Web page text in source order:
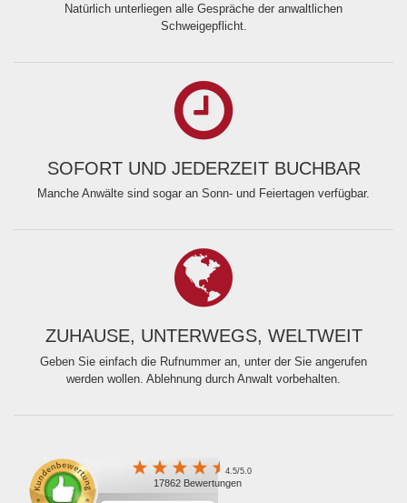
Natürlich unterliegen alle Gespräche der anwaltlichen
Schweigepflicht.
SOFORT UND JEDERZEIT BUCHBAR
Manche Anwälte sind sogar an Sonn- und Feiertagen verfügbar.
ZUHAUSE, UNTERWEGS, WELTWEIT
Geben Sie einfach die Rufnummer an, unter der Sie angerufen
werden wollen. Ablehnung durch Anwalt vorbehalten.
4.5/5.0
17862 Bewertungen